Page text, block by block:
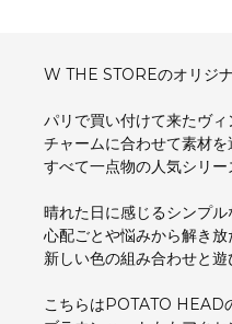
W THE STOREのオリジ
パリで買い付けて来たヴ
チャームに合わせて素材を
すべて一点物の人気シリー
晴れた日に感じるシンプル
心配ごとや悩みから解き
新しい色の組み合わせと
こちらはPOTATO HEAD